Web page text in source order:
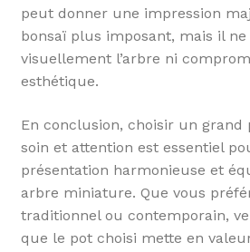
peut donner une impression
bonsaï plus imposant, mais il
visuellement l’arbre ni
esthétique.
En conclusion, choisir un grand
soin et attention est essentiel
présentation harmonieuse et
arbre miniature. Que vous
traditionnel ou contemporain,
que le pot choisi mette en